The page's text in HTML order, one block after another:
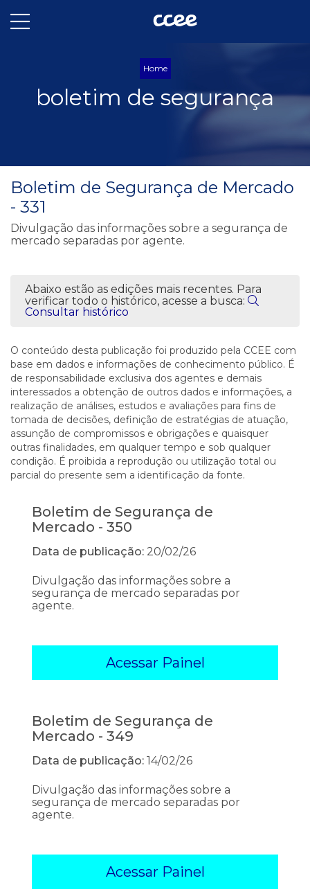
Home
boletim de segurança
Boletim de Segurança de Mercado
- 331
Divulgação das informações sobre a segurança de
mercado separadas por agente.
Abaixo estão as edições mais recentes. Para
verificar todo o histórico, acesse a busca:
Consultar histórico
O conteúdo desta publicação foi produzido pela CCEE com
base em dados e informações de conhecimento público. É
de responsabilidade exclusiva dos agentes e demais
interessados a obtenção de outros dados e informações, a
realização de análises, estudos e avaliações para fins de
tomada de decisões, definição de estratégias de atuação,
assunção de compromissos e obrigações e quaisquer
outras finalidades, em qualquer tempo e sob qualquer
condição. É proibida a reprodução ou utilização total ou
parcial do presente sem a identificação da fonte.
Boletim de Segurança de
Mercado - 350
Data de publicação: 20/02/26
Divulgação das informações sobre a
segurança de mercado separadas por
agente.
Acessar Painel
Boletim de Segurança de
Mercado - 349
Data de publicação: 14/02/26
Divulgação das informações sobre a
segurança de mercado separadas por
agente.
Acessar Painel